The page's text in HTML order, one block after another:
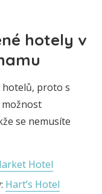
hotely v
hotelů, proto s
možnost
se nemusíte
Hotel
Hart’s Hotel